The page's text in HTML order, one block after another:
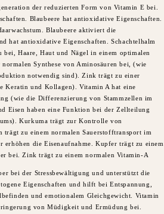
der reduzierten Form von Vitamin E bei.
Blaubeere hat antioxidative Eigenschaften.
Blaubeere aktiviert die
hat antioxidative Eigenschaften. Schachtelhalm
bei, Haare, Haut und Nägel in einem optimalen
Synthese von Aminosäuren bei, (wie
notwendig sind). Zink trägt zu einer
Keratin und Kollagen). Vitamin A hat eine
(wie die Differenzierung von Stammzellen im
Eisen haben eine Funktion bei der Zellteilung
Kurkuma trägt zur Kontrolle von
trägt zu einem normalen Sauerstofftransport im
die Eisenaufnahme. Kupfer trägt zu einem
bei. Zink trägt zu einem normalen Vitamin-A
bei der Stressbewältigung und unterstützt die
Eigenschaften und hilft bei Entspannung,
und emotionalem Gleichgewicht. Vitamin
von Müdigkeit und Ermüdung bei.